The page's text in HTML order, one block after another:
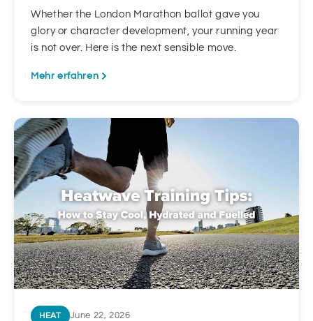
Whether the London Marathon ballot gave you
glory or character development, your running year
is not over. Here is the next sensible move.
Mehr erfahren
HEAT June 22, 2026